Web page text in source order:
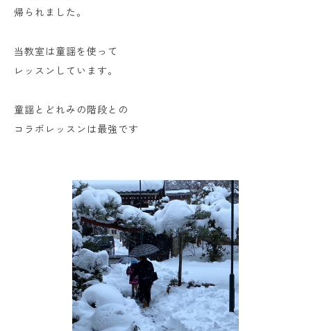
帰られました。
当教室は童謡を使って
レッスンしています。
童謡とどれみの階段との
コラボレッスンは最強です